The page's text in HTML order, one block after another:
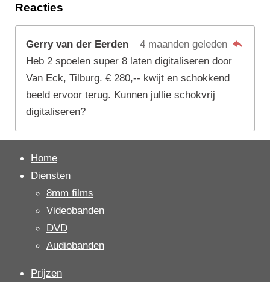
Reacties
Gerry van der Eerden
4 maanden geleden
Heb 2 spoelen super 8 laten digitaliseren door
Van Eck, Tilburg. € 280,-- kwijt en schokkend
beeld ervoor terug. Kunnen jullie schokvrij
digitaliseren?
Home
Diensten
8mm films
Videobanden
DVD
Audiobanden
Prijzen